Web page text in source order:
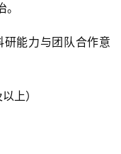
能力与团队合作意
上）